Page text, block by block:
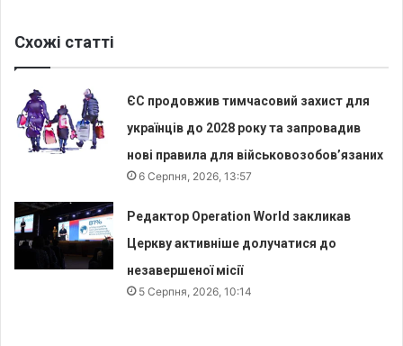
Схожі статті
ЄС продовжив тимчасовий захист для
українців до 2028 року та запровадив
нові правила для військовозобов’язаних
6 Серпня, 2026, 13:57
Редактор Operation World закликав
Церкву активніше долучатися до
незавершеної місії
5 Серпня, 2026, 10:14